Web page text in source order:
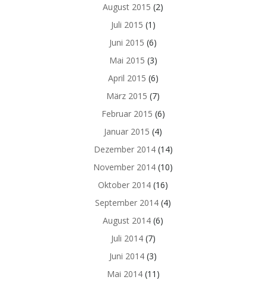
August 2015 (2)
Juli 2015 (1)
Juni 2015 (6)
Mai 2015 (3)
April 2015 (6)
März 2015 (7)
Februar 2015 (6)
Januar 2015 (4)
Dezember 2014(14)
November 2014 (10)
Oktober 2014 (16)
September 2014 (4)
August 2014 (6)
Juli 2014(7)
Juni 2014 (3)
Mai 2014(11)